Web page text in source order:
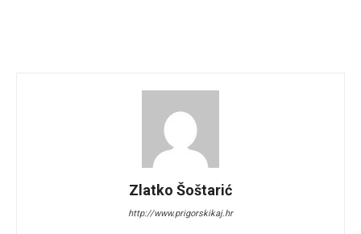
Zlatko Šoštarić
http://www.prigorskikaj.hr